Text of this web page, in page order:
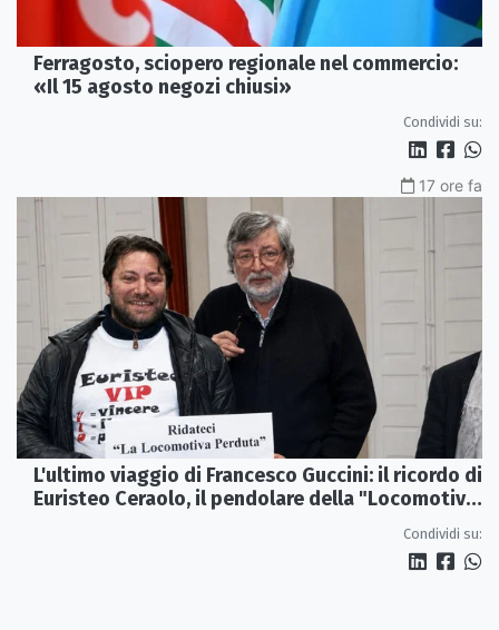
Ferragosto, sciopero regionale nel commercio:
«Il 15 agosto negozi chiusi»
Condividi su:
17 ore fa
L'ultimo viaggio di Francesco Guccini: il ricordo di
Euristeo Ceraolo, il pendolare della "Locomotiva
Condividi su: